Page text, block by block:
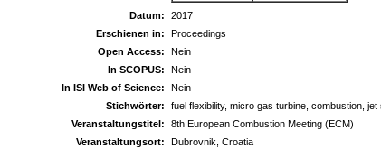
Datum:
2017
Erschienen in:
Proceedings
Open Access:
Nein
In SCOPUS:
Nein
In ISI Web of Science:
Nein
Stichwörter:
fuel flexibility, micro gas turbine, combustion, jet
Veranstaltungstitel:
8th European Combustion Meeting (ECM)
Veranstaltungsort:
Dubrovnik, Croatia